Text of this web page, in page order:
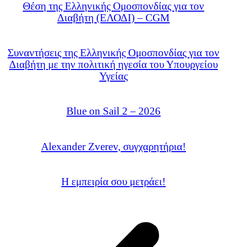
Θέση της Ελληνικής Ομοσπονδίας για τον
Διαβήτη (ΕΛΟΔΙ) – CGM
Συναντήσεις της Ελληνικής Ομοσπονδίας για τον
Διαβήτη με την πολιτική ηγεσία του Υπουργείου
Υγείας
Blue on Sail 2 – 2026
Alexander Zverev, συγχαρητήρια!
Η εμπειρία σου μετράει!